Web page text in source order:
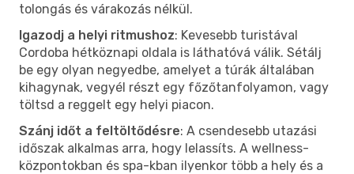
tolongás és várakozás nélkül.
Igazodj a helyi ritmushoz: Kevesebb turistával
Cordoba hétköznapi oldala is láthatóvá válik. Sétálj
be egy olyan negyedbe, amelyet a túrák általában
kihagynak, vegyél részt egy főzőtanfolyamon, vagy
töltsd a reggelt egy helyi piacon.
Szánj időt a feltöltődésre: A csendesebb utazási
időszak alkalmas arra, hogy lelassíts. A wellness-
központokban és spa-kban ilyenkor több a hely és a